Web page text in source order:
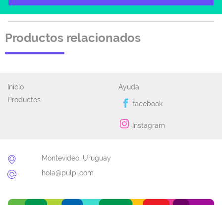
Productos relacionados
Inicio
Productos
Ayuda
facebook
Instagram
Montevideo, Uruguay
hola@pulpi.com